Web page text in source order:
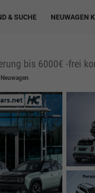
& SUCHE NEUWAGEN
bis 6000€ -frei
Neuwagen